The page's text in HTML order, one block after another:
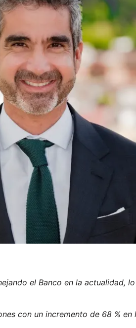
el Banco en la actualidad,
con un incremento de 68 %